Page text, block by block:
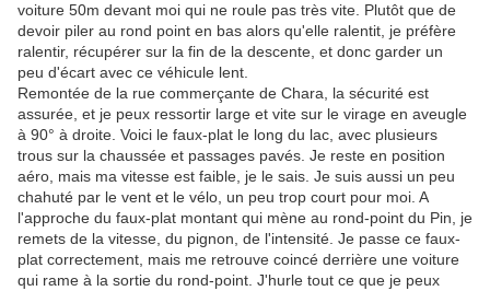
voiture 50m devant moi qui ne roule pas très vite. Plutôt que de
devoir piler au rond point en bas alors qu'elle ralentit, je préfère
ralentir, récupérer sur la fin de la descente, et donc garder un
peu d'écart avec ce véhicule lent.
Remontée de la rue commerçante de Chara, la sécurité est
assurée, et je peux ressortir large et vite sur le virage en aveugle
à 90° à droite. Voici le faux-plat le long du lac, avec plusieurs
trous sur la chaussée et passages pavés. Je reste en position
aéro, mais ma vitesse est faible, je le sais. Je suis aussi un peu
chahuté par le vent et le vélo, un peu trop court pour moi. A
l'approche du faux-plat montant qui mène au rond-point du Pin, je
remets de la vitesse, du pignon, de l'intensité. Je passe ce faux-
plat correctement, mais me retrouve coincé derrière une voiture
qui rame à la sortie du rond-point. J'hurle tout ce que je peux